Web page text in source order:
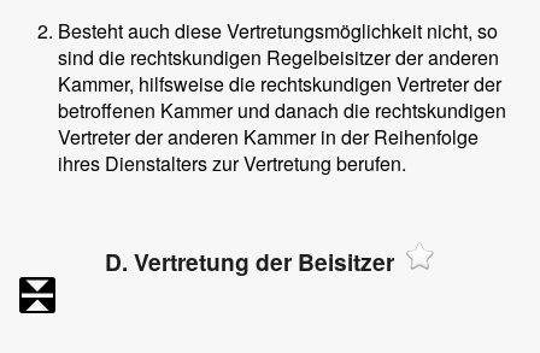
Besteht auch diese Vertretungsmöglichkeit nicht, so
sind die rechtskundigen Regelbeisitzer der anderen
Kammer, hilfsweise die rechtskundigen Vertreter der
betroffenen Kammer und danach die rechtskundigen
Vertreter der anderen Kammer in der Reihenfolge
ihres Dienstalters zur Vertretung berufen.
D. Vertretung der Beisitzer